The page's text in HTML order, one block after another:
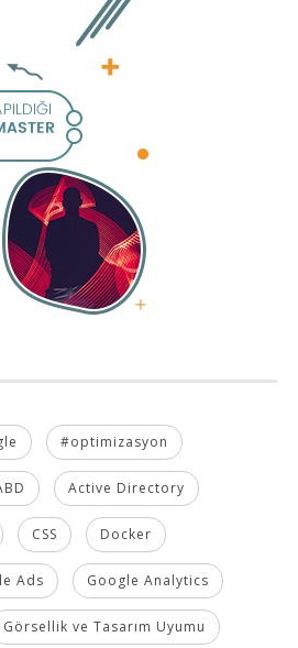
#optimizasyon
Active Directory
CSS Docker
Ads Google Analytics
Görsellik ve Tasarım Uyumu